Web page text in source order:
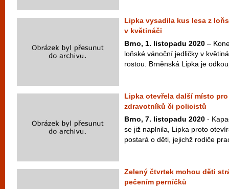
Lipka vysadila kus lesa z
v květináči
Brno, 1. listopadu 2020 –
loňské vánoční jedličky v
rostou. Brněnská Lipka je
Lipka otevřela další místo
zdravotníků či policistů
Brno, 7. listopadu 2020 -
se již naplnila, Lipka proto
postará o děti, jejichž rodiče
Zelený čtvrtek mohou děti
pečením perníčků